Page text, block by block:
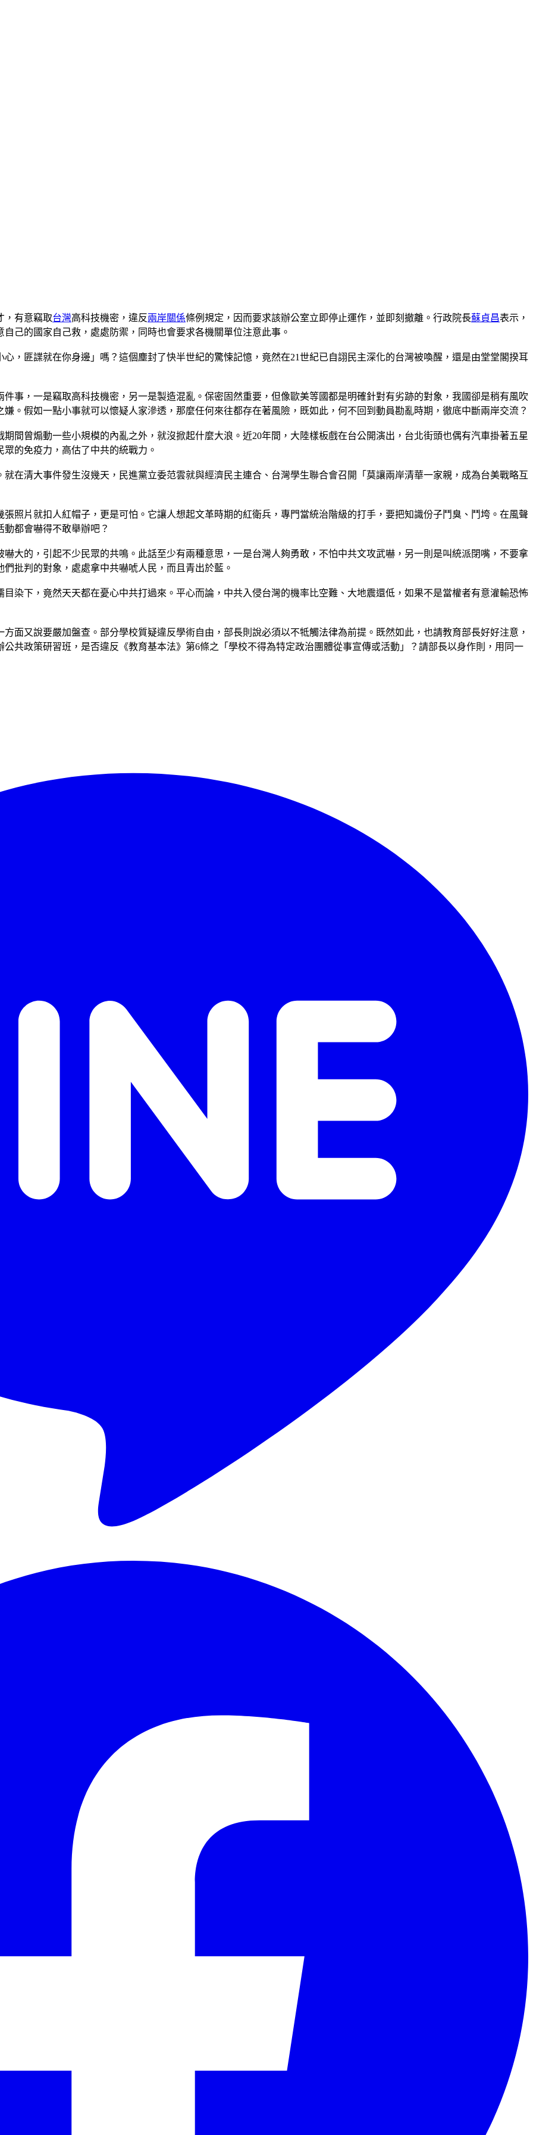
，有意竊取台灣高科技機密，違反兩岸關係條例規定，因而要求該辦公室立即停止運作，並即刻撤離。行政院長蘇貞昌表示，
己的國家自己救，處處防禦，同時也會要求各機關單位注意此事。
，匪諜就在你身邊」嗎？這個塵封了快半世紀的驚悚記憶，竟然在21世紀已自詡民主深化的台灣被喚醒，還是由堂堂閣揆耳
事，一是竊取高科技機密，另一是製造混亂。保密固然重要，但像歐美等國都是明確針對有劣跡的對象，我國卻是稍有風吹
嫌。假如一點小事就可以懷疑人家滲透，那麼任何來往都存在著風險，既如此，何不回到動員勘亂時期，徹底中斷兩岸交流？
間曾煽動一些小規模的內亂之外，就沒掀起什麼大浪。近20年間，大陸樣板戲在台公開演出，台北街頭也偶有汽車掛著五星
的免疫力，高估了中共的統戰力。
在清大事件發生沒幾天，民進黨立委范雲就與經濟民主連合、台灣學生聯合會召開「莫讓兩岸清華一家親，成為台美戰略互
照片就扣人紅帽子，更是可怕。它讓人想起文革時期的紅衛兵，專門當統治階級的打手，要把知識份子鬥臭、鬥垮。在風聲
都會嚇得不敢舉辦吧？
大的，引起不少民眾的共鳴。此話至少有兩種意思，一是台灣人夠勇敢，不怕中共文攻武嚇，另一則是叫統派閉嘴，不要拿
批判的對象，處處拿中共嚇唬人民，而且青出於藍。
染下，竟然天天都在憂心中共打過來。平心而論，中共入侵台灣的機率比空難、大地震還低，如果不是當權者有意灌輸恐怖
面又說要嚴加盤查。部分學校質疑違反學術自由，部長則說必須以不牴觸法律為前提。既然如此，也請教育部長好好注意，
共政策研習班，是否違反《教育基本法》第6條之「學校不得為特定政治團體從事宣傳或活動」？請部長以身作則，用同一